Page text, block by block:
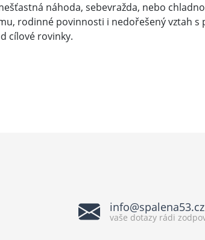
náhoda, sebevražda, nebo
rodinné povinnosti i nedořešený vztah s
cílové rovinky.
info@spalena53.cz
vaše dotazy rádi